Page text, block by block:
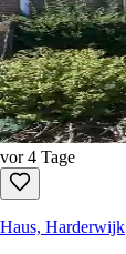
vor 4 Tage
Haus, Harderwijk